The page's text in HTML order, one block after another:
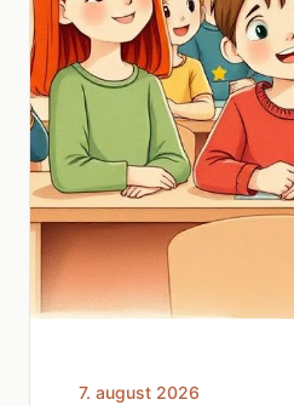
7. august 2026